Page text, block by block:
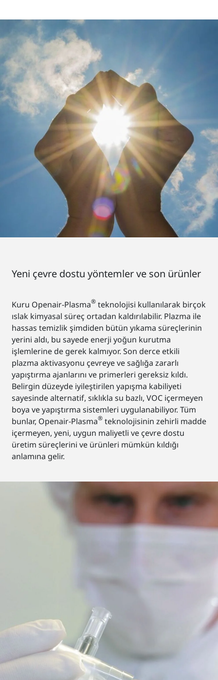
Yeni çevre dostu yöntemler ve son ürünler
Kuru Openair-Plasma® teknolojisi kullanılarak birçok
ıslak kimyasal süreç ortadan kaldırılabilir. Plazma ile
hassas temizlik şimdiden bütün yıkama süreçlerinin
yerini aldı, bu sayede enerji yoğun kurutma
işlemlerine de gerek kalmıyor. Son derce etkili
plazma aktivasyonu çevreye ve sağlığa zararlı
yapıştırma ajanlarını ve primerleri gereksiz kıldı.
Belirgin düzeyde iyileştirilen yapışma kabiliyeti
sayesinde alternatif, sıklıkla su bazlı, VOC içermeyen
boya ve yapıştırma sistemleri uygulanabiliyor. Tüm
bunlar, Openair-Plasma® teknolojisinin zehirli madde
içermeyen, yeni, uygun maliyetli ve çevre dostu
üretim süreçlerini ve ürünleri mümkün kıldığı
anlamına gelir.